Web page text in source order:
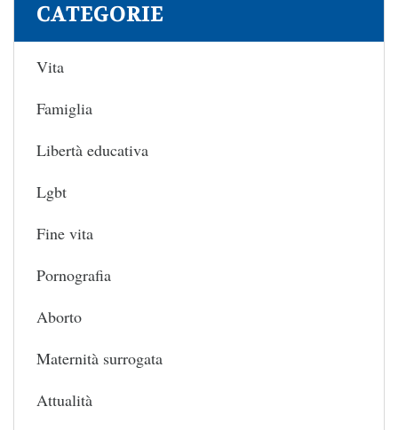
CATEGORIE
Vita
Famiglia
Libertà educativa
Lgbt
Fine vita
Pornografia
Aborto
Maternità surrogata
Attualità